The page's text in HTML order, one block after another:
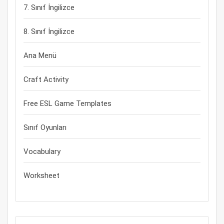
7. Sınıf İngilizce
8. Sınıf İngilizce
Ana Menü
Craft Activity
Free ESL Game Templates
Sınıf Oyunları
Vocabulary
Worksheet